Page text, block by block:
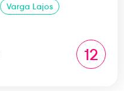
Varga Lajos
12